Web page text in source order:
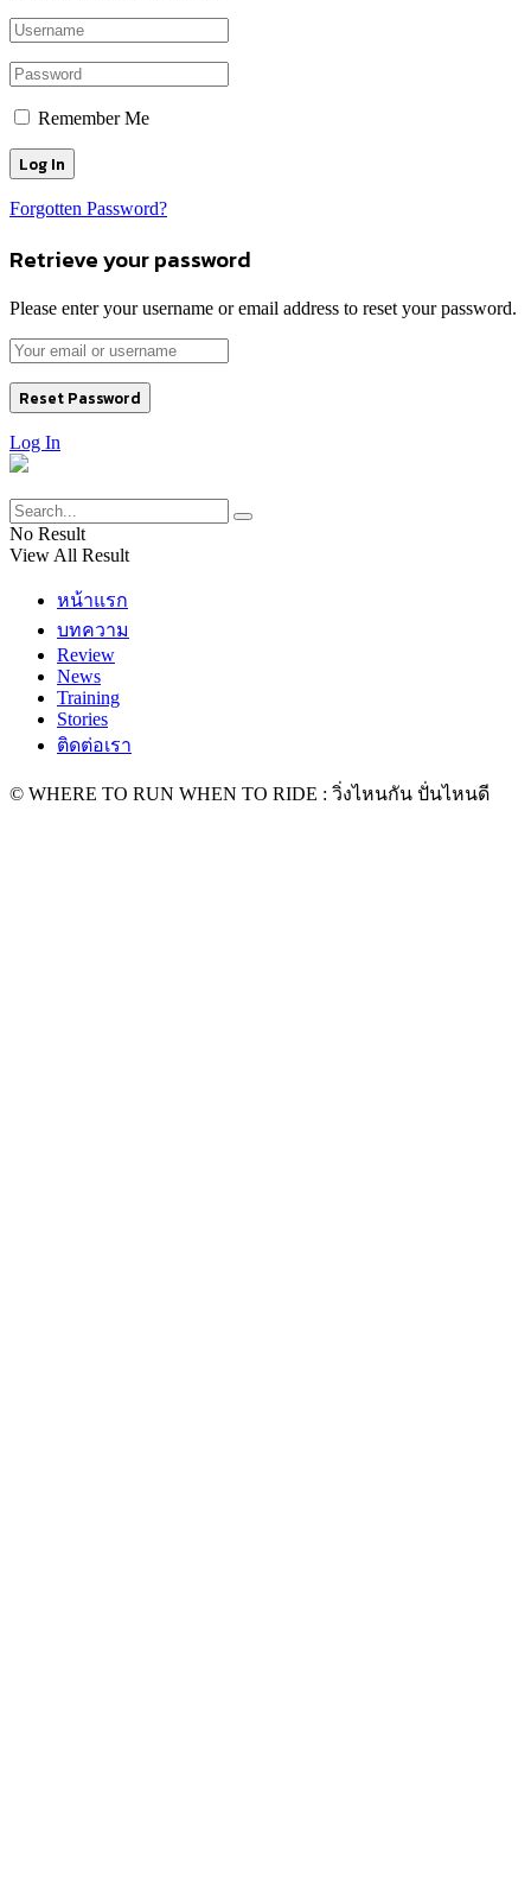
Remember Me
Forgotten Password?
Retrieve your password
Please enter your username or email address to reset your password.
Log In
No Result
View All Result
หน้าแรก
บทความ
Review
News
Training
Stories
ติดต่อเรา
© WHERE TO RUN WHEN TO RIDE : วิ่งไหนกัน ปั่นไหนดี